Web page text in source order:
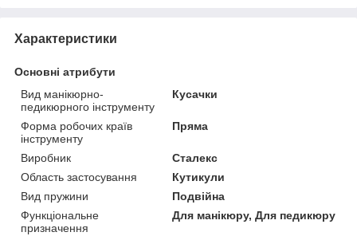
Характеристики
Основні атрибути
Вид манікюрно-
педикюрного інструменту
Кусачки
Форма робочих країв
інструменту
Пряма
Виробник
Сталекс
Область застосування
Кутикули
Вид пружини
Подвійна
Функціональне
призначення
Для манікюру, Для педикюру